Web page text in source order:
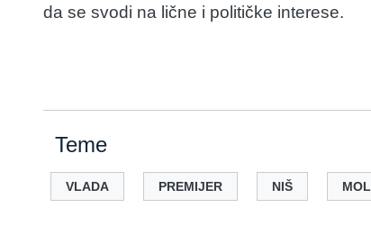
da se svodi na lične i političke interese.
Teme
VLADA PREMIJER NIŠ MOL